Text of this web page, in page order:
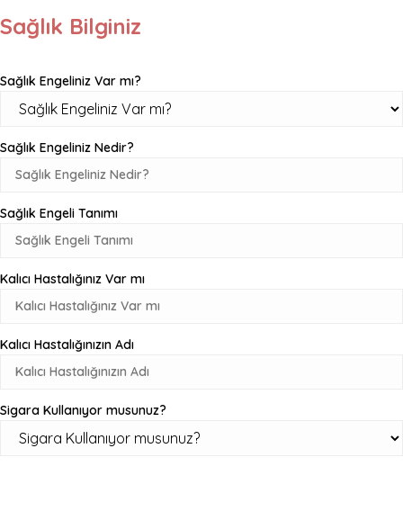
Sağlık Bilginiz
Sağlık Engeliniz Var mı?
Sağlık Engeliniz Nedir?
Sağlık Engeli Tanımı
Kalıcı Hastalığınız Var mı
Kalıcı Hastalığınızın Adı
Sigara Kullanıyor musunuz?